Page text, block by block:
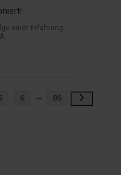
einer Erfahrung
6 86